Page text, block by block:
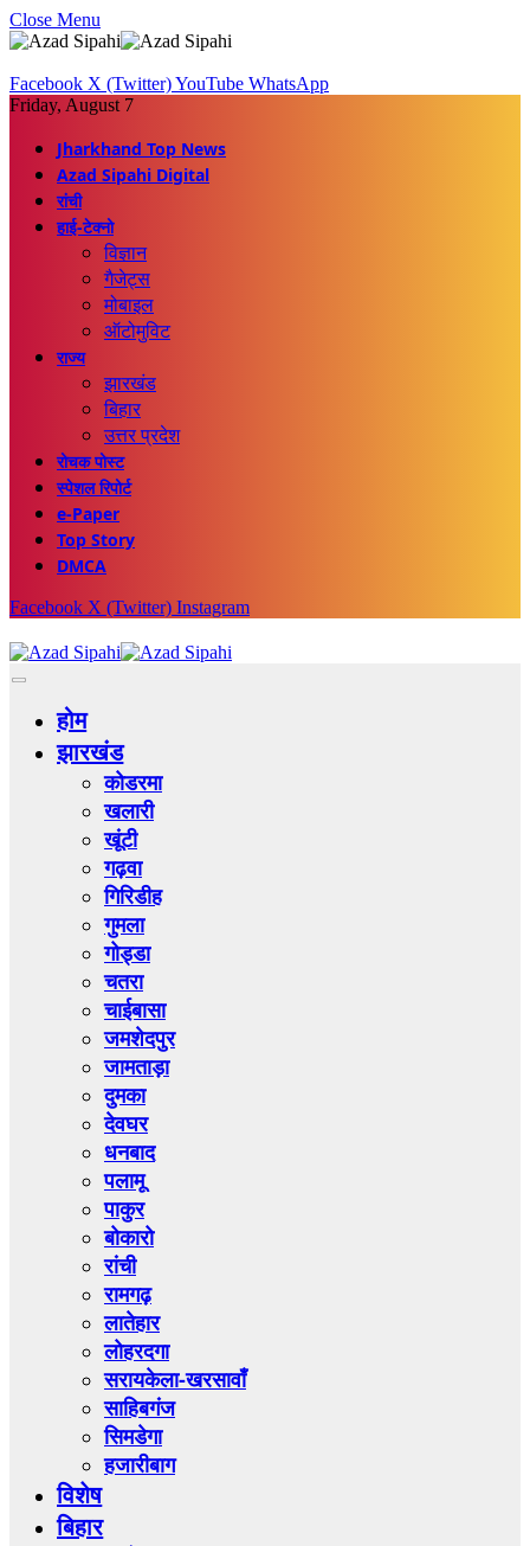
Close Menu
Facebook X (Twitter)YouTube WhatsApp
Friday, August 7
Jharkhand Top News
Azad Sipahi Digital
रांची
हाई-टेक्नो
विज्ञान
गैजेट्स
मोबाइल
ऑटोमुविट
राज्य
झारखंड
बिहार
उत्तर प्रदेश
रोचक पोस्ट
स्पेशल रिपोर्ट
e-Paper
Top Story
DMCA
Facebook X (Twitter) Instagram
होम
झारखंड
कोडरमा
खलारी
खूंटी
गढ़वा
गिरिडीह
गुमला
गोड्डा
चतरा
चाईबासा
जमशेदपुर
जामताड़ा
दुमका
देवघर
धनबाद
पलामू
पाकुर
बोकारो
रांची
रामगढ़
लातेहार
लोहरदगा
सरायकेला-खरसावाँ
साहिबगंज
सिमडेगा
हजारीबाग
विशेष
बिहार